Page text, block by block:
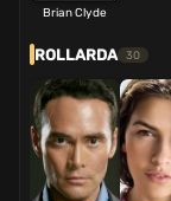
Brian Clyde
ROLLARDA 30